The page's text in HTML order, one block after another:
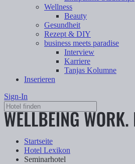
Wellness
Beauty
Gesundheit
Rezept & DIY
business meets paradise
Interview
Karriere
Tanjas Kolumne
Inserieren
Sign-In
Startseite
Hotel Lexikon
Seminarhotel